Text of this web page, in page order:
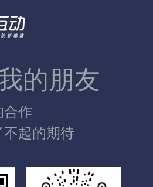
的朋友
合作
起的期待